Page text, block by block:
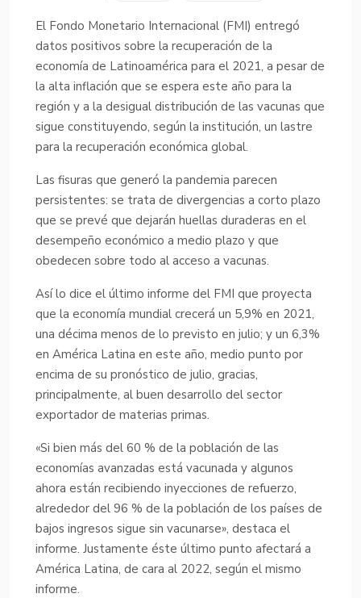
El Fondo Monetario Internacional (FMI) entregó
datos positivos sobre la recuperación de la
economía de Latinoamérica para el 2021, a pesar de
la alta inflación que se espera este año para la
región y a la desigual distribución de las vacunas que
sigue constituyendo, según la institución, un lastre
para la recuperación económica global.
Las fisuras que generó la pandemia parecen
persistentes: se trata de divergencias a corto plazo
que se prevé que dejarán huellas duraderas en el
desempeño económico a medio plazo y que
obedecen sobre todo al acceso a vacunas.
Así lo dice el último informe del FMI que proyecta
que la economía mundial crecerá un 5,9% en 2021,
una décima menos de lo previsto en julio; y un 6,3%
en América Latina en este año, medio punto por
encima de su pronóstico de julio, gracias,
principalmente, al buen desarrollo del sector
exportador de materias primas.
«Si bien más del 60 % de la población de las
economías avanzadas está vacunada y algunos
ahora están recibiendo inyecciones de refuerzo,
alrededor del 96 % de la población de los países de
bajos ingresos sigue sin vacunarse», destaca el
informe. Justamente éste último punto afectará a
América Latina, de cara al 2022, según el mismo
informe.